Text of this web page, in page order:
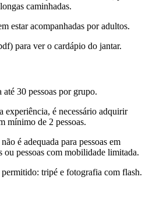
caminhadas.
estar acompanhadas por adultos.
para ver o cardápio do jantar.
até 30 pessoas por grupo.
experiência, é necessário adquirir
mínimo de 2 pessoas.
é adequada para pessoas em
ou pessoas com mobilidade limitada.
tripé e fotografia com flash.